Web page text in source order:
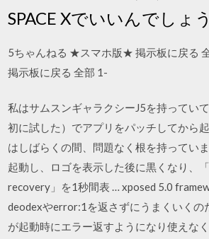
SPACE Xでいいんでしょ
5ちゃんねる ★スマホ版★ 掲示板に戻る
掲示板に戻る 全部 1-
私はサムスンギャラクシーJ5を持ってい
初に試した）でアプリをパッチしてから
はしばらくの間、問題なく根を持ってい
起動し、ロゴを表示した後に黒くなり、
recovery」を1秒間表 … xposed 5.0
deodexやerror:1を返さずにうまくいくの
が起動時にエラー返すようになり使えな